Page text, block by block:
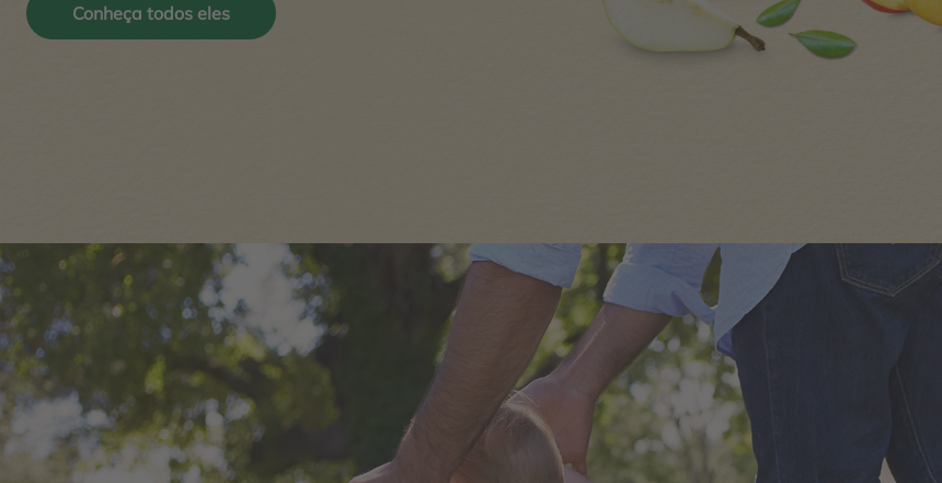
Conheça todos eles